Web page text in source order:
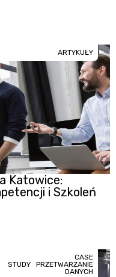
Katowice:
i Szkoleń
ARTYKUŁY
CASE
STUDY
PRZETWARZANIE
DANYCH